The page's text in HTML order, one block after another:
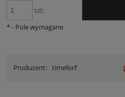
szt.
*- Pole wymagane
Producent: timeforf